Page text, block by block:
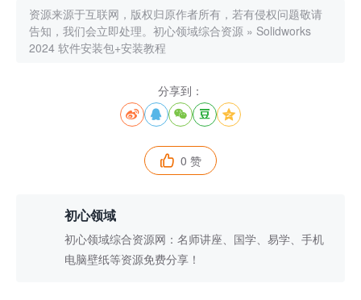
资源来源于互联网，版权归原作者所有，若有侵权问题敬请
告知，我们会立即处理。 初心领域综合资源 » Solidworks
2024 软件安装包+安装教程
分享到：
    
 0 赞
初心领域
初心领域综合资源网：名师讲座、国学、易学、手机
电脑壁纸等资源免费分享！